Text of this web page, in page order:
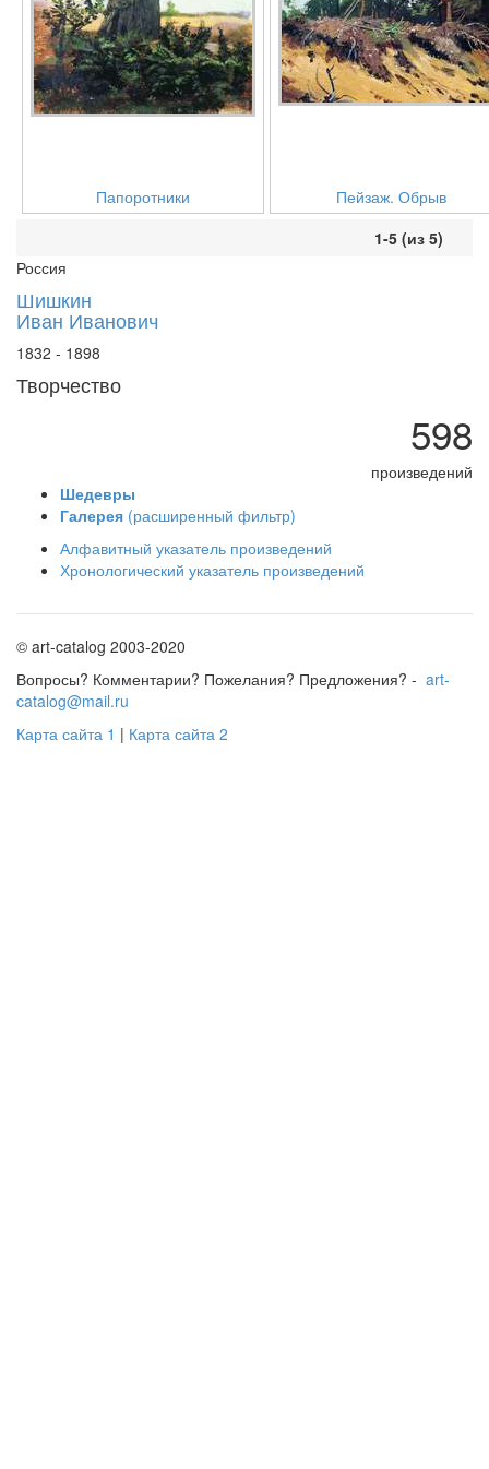
Папоротники
Пейзаж. Обрыв
1-5 (из 5)
Россия
Шишкин
Иван Иванович
1832 - 1898
Творчество
598
произведений
Шедевры
Галерея (расширенный фильтр)
Алфавитный указатель произведений
Хронологический указатель произведений
© art-catalog 2003-2020
Вопросы? Комментарии? Пожелания? Предложения? - art-
catalog@mail.ru
Карта сайта 1 | Карта сайта 2